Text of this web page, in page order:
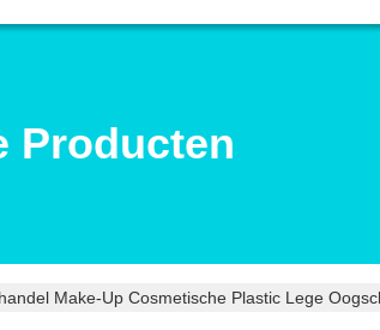
Producten
Make-Up Cosmetische Plastic Lege